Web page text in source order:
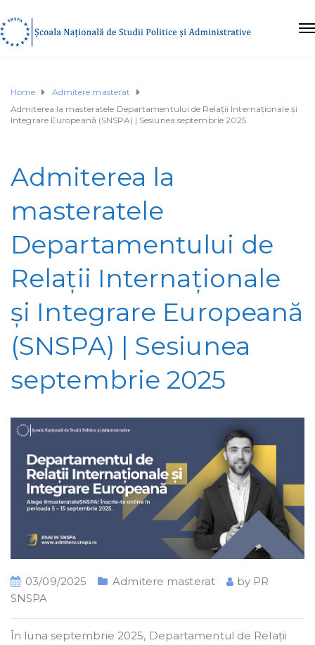
Home
Admitere masterat
Admiterea la masteratele Departamentului de Relații Internaționale și
Integrare Europeană (SNSPA) | Sesiunea septembrie 2025
Admiterea la
masteratele
Departamentului de
Relații Internaționale
și Integrare Europeană
(SNSPA) | Sesiunea
septembrie 2025
03/09/2025 Admitere masterat by PR
SNSPA
În luna septembrie 2025, Departamentul de Relații